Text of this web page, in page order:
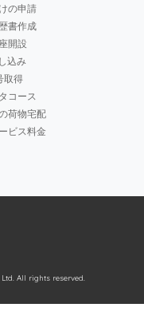
の申請
書作成
開設
込み
取得
コース
荷物宅配
ビス料金
All rights reserved.